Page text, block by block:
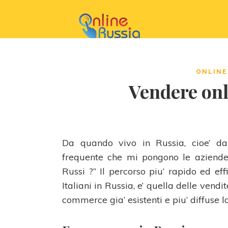
Vendere
Da quando vivo in Russia, cioe’
frequente che mi pongono le
Russi ?” Il percorso piu’ rapido ed
Italiani in Russia, e’ quella delle
commerce gia’ esistenti e piu’ diffuse